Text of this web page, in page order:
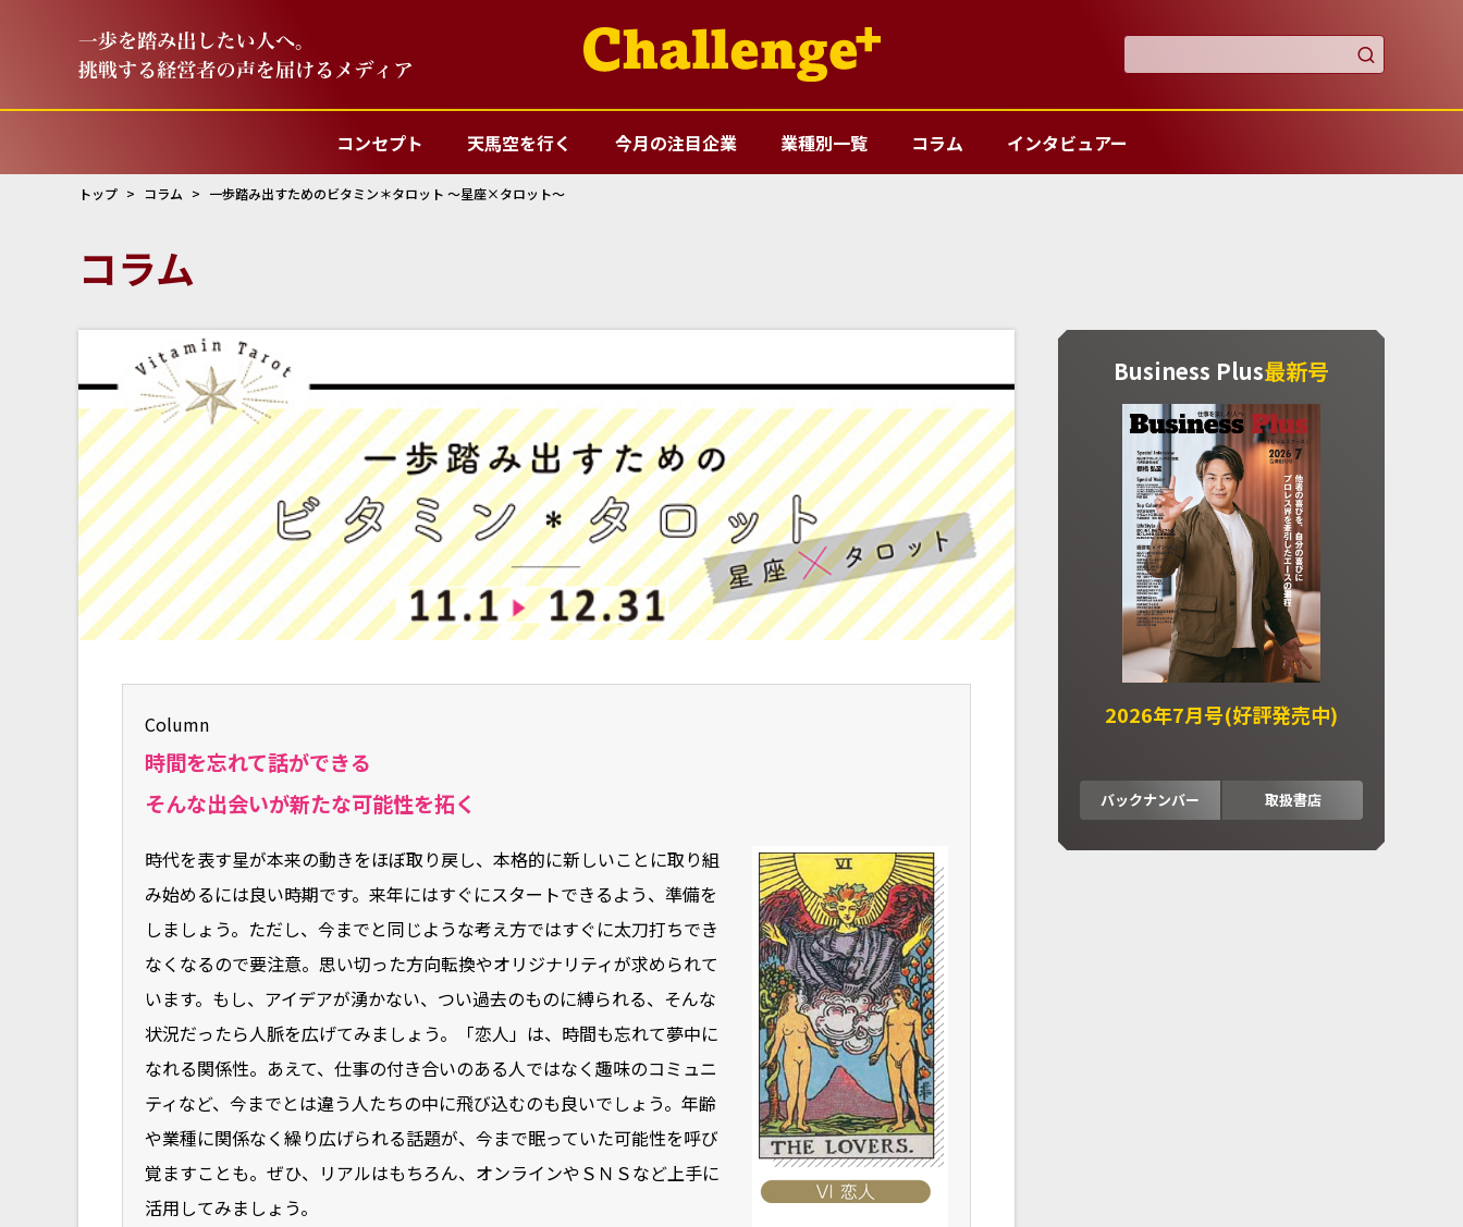

コンセプト 天馬空を行く 今月の注目企業 業種別一覧 コラム インタビュアー
トップ コラム 一歩踏み出すためのビタミン＊タロット ～星座×タロット～
コラム
Column
時間を忘れて話ができる
そんな出会いが新たな可能性を拓く
時代を表す星が本来の動きをほぼ取り戻し、本格的に新しいことに取り組
み始めるには良い時期です。来年にはすぐにスタートできるよう、準備を
しましょう。ただし、今までと同じような考え方ではすぐに太刀打ちでき
なくなるので要注意。思い切った方向転換やオリジナリティが求められて
います。もし、アイデアが湧かない、つい過去のものに縛られる、そんな
状況だったら人脈を広げてみましょう。「恋人」は、時間も忘れて夢中に
なれる関係性。あえて、仕事の付き合いのある人ではなく趣味のコミュニ
ティなど、今までとは違う人たちの中に飛び込むのも良いでしょう。年齢
や業種に関係なく繰り広げられる話題が、今まで眠っていた可能性を呼び
覚ますことも。ぜひ、リアルはもちろん、オンラインやＳＮＳなど上手に
活用してみましょう。
Business Plus最新号
2026年7月号(好評発売中)
バックナンバー 取扱書店